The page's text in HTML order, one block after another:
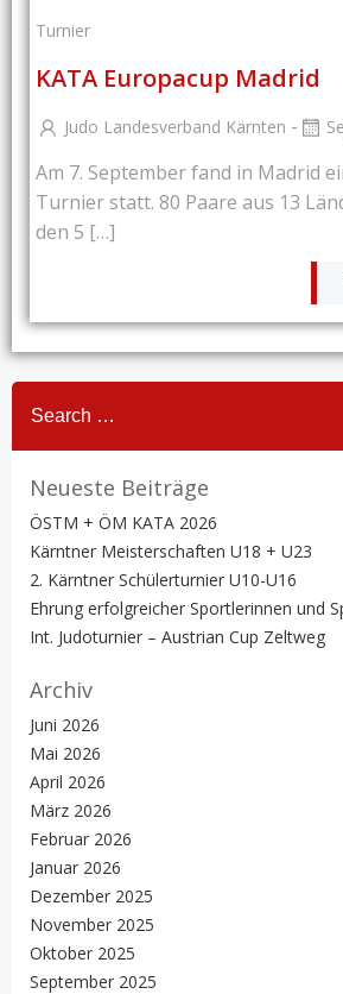
Turnier
KATA Europacup Madrid
Judo Landesverband Kärnten -
Am 7. September fand in Madrid
Turnier statt. 80 Paare aus 13
den 5 […]
Search
for:
Neueste Beiträge
ÖSTM + ÖM KATA 2026
Kärntner Meisterschaften U18 + U23
2. Kärntner Schülerturnier U10-U16
Ehrung erfolgreicher Sportlerinnen und
Int. Judoturnier – Austrian Cup Zeltweg
Archiv
Juni 2026
Mai 2026
April 2026
März 2026
Februar 2026
Januar 2026
Dezember 2025
November 2025
Oktober 2025
September 2025